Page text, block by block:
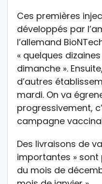
Ces premières
développés par
l’allemand
« quelques
dimanche ».
d’autres
mardi. On va
progressivement,
campagne
Des livraisons de
importantes » sont
du mois de